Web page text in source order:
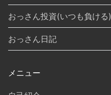
おっさん投資(いつも負ける)
おっさん日記
メニュー